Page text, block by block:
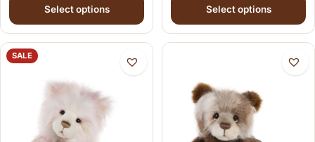
Select options Select options
SALE